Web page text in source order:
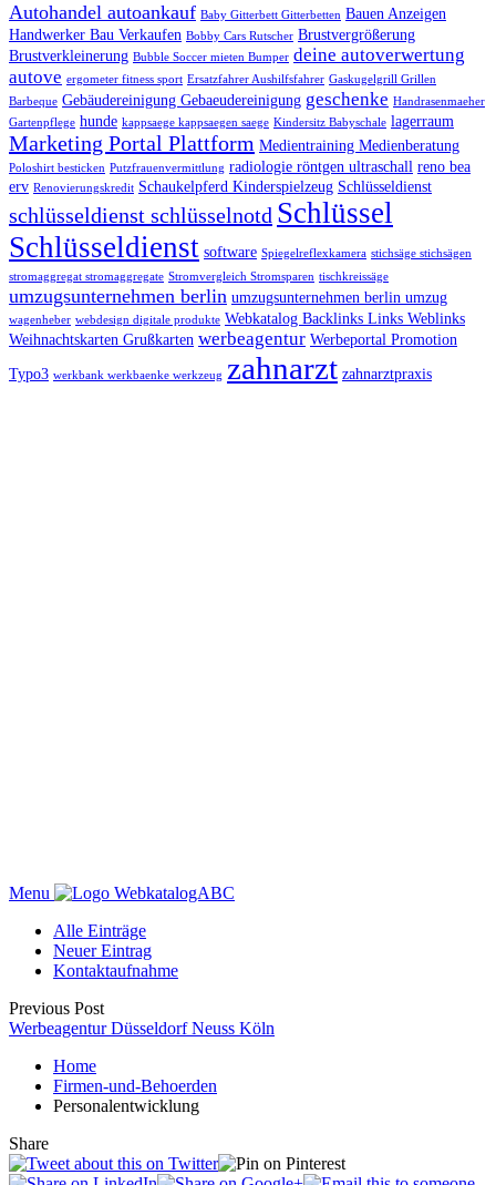
Autohandel autoankauf Baby Gitterbett Gitterbetten Bauen Anzeigen
Handwerker Bau Verkaufen Bobby Cars Rutscher Brustvergrößerung
Brustverkleinerung Bubble Soccer mieten Bumper deine autoverwertung
autove ergometer fitness sport Ersatzfahrer Aushilfsfahrer Gaskugelgrill Grillen
Barbeque Gebäudereinigung Gebaeudereinigung geschenke Handrasenmaeher
Gartenpflege hunde kappsaege kappsaegen saege Kindersitz Babyschale lagerraum
Marketing Portal Plattform Medientraining Medienberatung
Poloshirt besticken Putzfrauenvermittlung radiologie röntgen ultraschall reno bea
erv Renovierungskredit Schaukelpferd Kinderspielzeug Schlüsseldienst
schlüsseldienst schlüsselnotd Schlüssel
Schlüsseldienst software Spiegelreflexkamera stichsäge stichsägen
stromaggregat stromaggregate Stromvergleich Stromsparen tischkreissäge
umzugsunternehmen berlin umzugsunternehmen berlin umzug
wagenheber webdesign digitale produkte Webkatalog Backlinks Links Weblinks
Weihnachtskarten Grußkarten werbeagentur Werbeportal Promotion
Typo3 werkbank werkbaenke werkzeug zahnarzt zahnarztpraxis
Menu
WebkatalogABC
Alle Einträge
Neuer Eintrag
Kontaktaufnahme
Previous Post
Werbeagentur Düsseldorf Neuss Köln
Home
Firmen-und-Behoerden
Personalentwicklung
Share